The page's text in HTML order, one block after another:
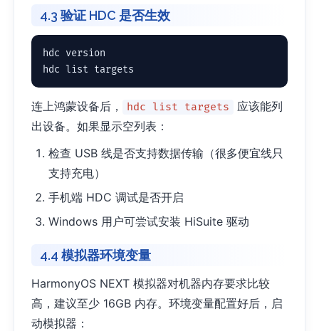
4.3 验证 HDC 是否生效
hdc version
hdc list targets
连上鸿蒙设备后， hdc list targets
应该能列
出设备。如果显示空列表：
检查 USB 线是否支持数据传输（很多便宜线只
支持充电）
手机端 HDC 调试是否开启
Windows 用户可尝试安装 HiSuite 驱动
4.4 模拟器环境变量
HarmonyOS NEXT 模拟器对机器内存要求比较
高，建议至少 16GB 内存。环境变量配置好后，启
动模拟器：